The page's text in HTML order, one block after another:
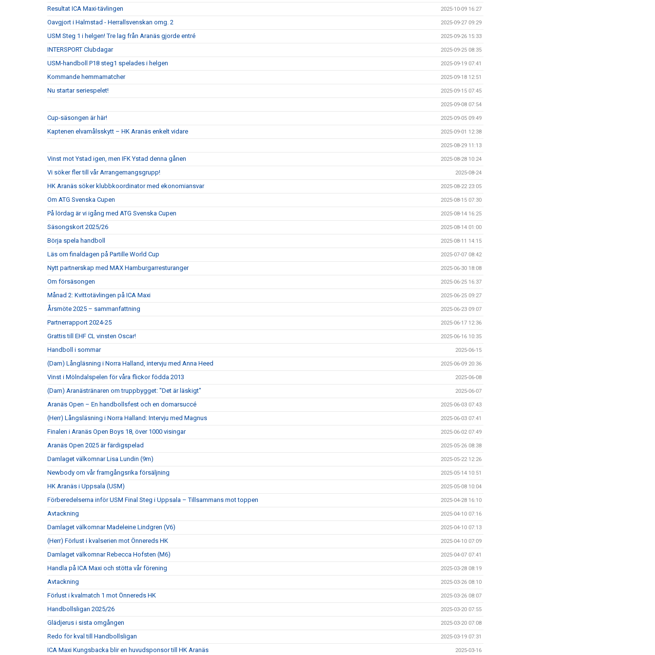
Resultat ICA Maxi-tävlingen 2025-10-09 16:27
Oavgjort i Halmstad - Herrallsvenskan omg. 2 2025-09-27 09:29
USM Steg 1 i helgen! Tre lag från Aranäs gjorde entré 2025-09-26 15:33
INTERSPORT Clubdagar 2025-09-25 08:35
USM-handboll P18 steg1 spelades i helgen 2025-09-19 07:41
Kommande hemmamatcher 2025-09-18 12:51
Nu startar seriespelet! 2025-09-15 07:45
2025-09-08 07:54
Cup-säsongen är här! 2025-09-05 09:49
Kaptenen elvamålsskytt – HK Aranäs enkelt vidare 2025-09-01 12:38
2025-08-29 11:13
Vinst mot Ystad igen, men IFK Ystad denna gånen 2025-08-28 10:24
Vi söker fler till vår Arrangemangsgrupp! 2025-08-24
HK Aranäs söker klubbkoordinator med ekonomiansvar 2025-08-22 23:05
Om ATG Svenska Cupen 2025-08-15 07:30
På lördag är vi igång med ATG Svenska Cupen 2025-08-14 16:25
Säsongskort 2025/26 2025-08-14 01:00
Börja spela handboll 2025-08-11 14:15
Läs om finaldagen på Partille World Cup 2025-07-07 08:42
Nytt partnerskap med MAX Hamburgarresturanger 2025-06-30 18:08
Om försäsongen 2025-06-25 16:37
Månad 2: Kvittotävlingen på ICA Maxi 2025-06-25 09:27
Årsmöte 2025 – sammanfattning 2025-06-23 09:07
Partnerrapport 2024-25 2025-06-17 12:36
Grattis till EHF CL vinsten Oscar! 2025-06-16 10:35
Handboll i sommar 2025-06-15
(Dam) Långläsning i Norra Halland, intervju med Anna Heed 2025-06-09 20:36
Vinst i Mölndalspelen för våra flickor födda 2013 2025-06-08
(Dam) Aranästränaren om truppbygget: "Det är läskigt" 2025-06-07
Aranäs Open – En handbollsfest och en domarsuccé 2025-06-03 07:43
(Herr) Långsläsning i Norra Halland: Intervju med Magnus 2025-06-03 07:41
Finalen i Aranäs Open Boys 18, över 1000 visingar 2025-06-02 07:49
Aranäs Open 2025 är färdigspelad 2025-05-26 08:38
Damlaget välkomnar Lisa Lundin (9m) 2025-05-22 12:26
Newbody om vår framgångsrika försäljning 2025-05-14 10:51
HK Aranäs i Uppsala (USM) 2025-05-08 10:04
Förberedelserna inför USM Final Steg i Uppsala – Tillsammans mot toppen 2025-04-28 16:10
Avtackning 2025-04-10 07:16
Damlaget välkomnar Madeleine Lindgren (V6) 2025-04-10 07:13
(Herr) Förlust i kvalserien mot Önnereds HK 2025-04-10 07:09
Damlaget välkomnar Rebecca Hofsten (M6) 2025-04-07 07:41
Handla på ICA Maxi och stötta vår förening 2025-03-28 08:19
Avtackning 2025-03-26 08:10
Förlust i kvalmatch 1 mot Önnereds HK 2025-03-26 08:07
Handbollsligan 2025/26 2025-03-20 07:55
Glädjerus i sista omgången 2025-03-20 07:08
Redo för kval till Handbollsligan 2025-03-19 07:31
ICA Maxi Kungsbacka blir en huvudsponsor till HK Aranäs 2025-03-16